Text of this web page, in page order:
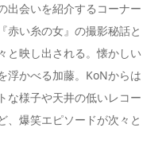
出会いを紹介するコーナー
赤い糸の女』の撮影秘話と
と映し出される。懐かしい
浮かべる加藤。KoNからは
な様子や天井の低いレコー
、爆笑エピソードが次々と